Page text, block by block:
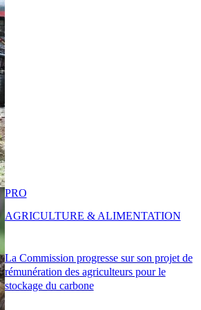
La Commission progresse sur son projet de
rémunération des agriculteurs pour le
stockage du carbone
PRO
AGRICULTURE & ALIMENTATION